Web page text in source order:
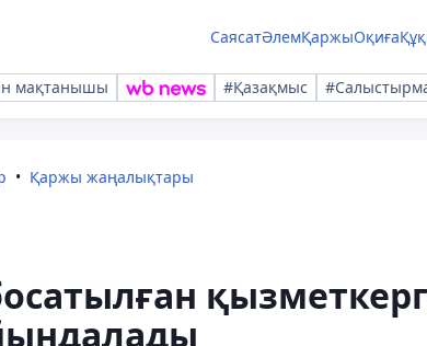
СаясатӘлемҚаржыОқиға
мақтанышы #Қазақмыс
Қаржы жаңалықтары